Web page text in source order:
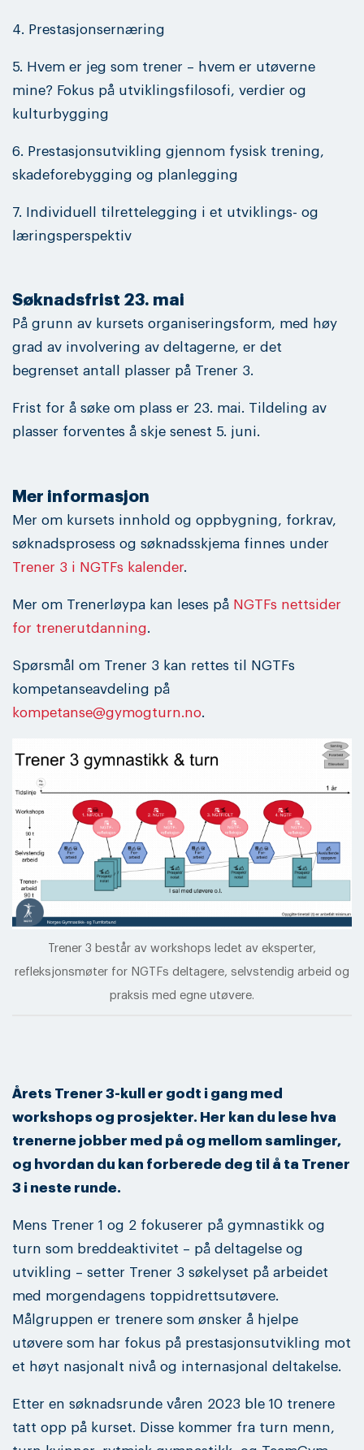
4. Prestasjonsernæring
5. Hvem er jeg som trener – hvem er utøverne
mine? Fokus på utviklingsfilosofi, verdier og
kulturbygging
6. Prestasjonsutvikling gjennom fysisk trening,
skadeforebygging og planlegging
7. Individuell tilrettelegging i et utviklings- og
læringsperspektiv
Søknadsfrist 23. mai
På grunn av kursets organiseringsform, med høy
grad av involvering av deltagerne, er det
begrenset antall plasser på Trener 3.
Frist for å søke om plass er 23. mai. Tildeling av
plasser forventes å skje senest 5. juni.
Mer informasjon
Mer om kursets innhold og oppbygning, forkrav,
søknadsprosess og søknadsskjema finnes under
Trener 3 i NGTFs kalender.
Mer om Trenerløypa kan leses på NGTFs nettsider
for trenerutdanning.
Spørsmål om Trener 3 kan rettes til NGTFs
kompetanseavdeling på
kompetanse@gymogturn.no.
Trener 3 består av workshops ledet av eksperter,
refleksjonsmøter for NGTFs deltagere, selvstendig arbeid og
praksis med egne utøvere.
Årets Trener 3-kull er godt i gang med
workshops og prosjekter. Her kan du lese hva
trenerne jobber med på og mellom samlinger,
og hvordan du kan forberede deg til å ta Trener
3 i neste runde.
Mens Trener 1 og 2 fokuserer på gymnastikk og
turn som breddeaktivitet – på deltagelse og
utvikling – setter Trener 3 søkelyset på arbeidet
med morgendagens toppidrettsutøvere.
Målgruppen er trenere som ønsker å hjelpe
utøvere som har fokus på prestasjonsutvikling mot
et høyt nasjonalt nivå og internasjonal deltakelse.
Etter en søknadsrunde våren 2023 ble 10 trenere
tatt opp på kurset. Disse kommer fra turn menn,